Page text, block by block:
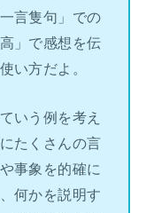
言隻句」での
」で感想を伝
い方だよ。
いう例を考え
たくさんの言
事象を的確に
何かを説明す